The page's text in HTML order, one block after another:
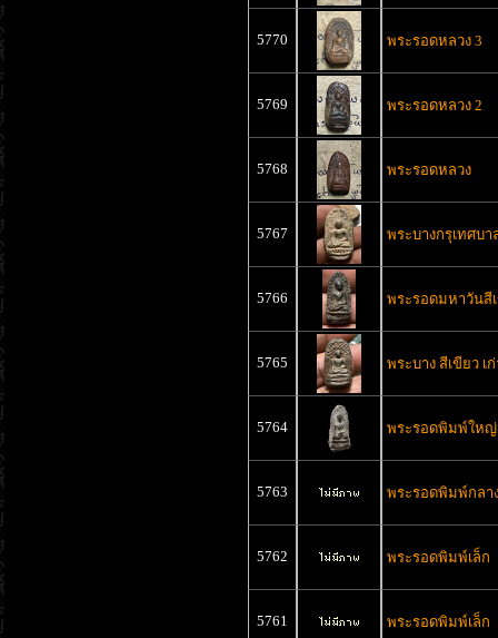
5770 พระรอดหลวง 3
5769 พระรอดหลวง 2
5768 พระรอดหลวง
5767 พระบางกรุเทศบ
5766 พระรอดมหาวันสี
5765 พระบาง สีเขียว เ
5764 พระรอดพิมพ์ใหญ่
5763 พระรอดพิมพ์กลา
5762 พระรอดพิมพ์เล็ก
5761 พระรอดพิมพ์เล็ก